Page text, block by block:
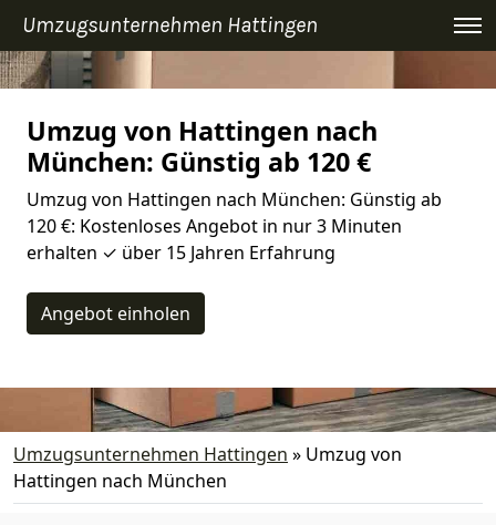
Umzugsunternehmen Hattingen
Umzug von Hattingen nach
München: Günstig ab 120 €
Umzug von Hattingen nach München: Günstig ab
120 €: Kostenloses Angebot in nur 3 Minuten
erhalten ✓ über 15 Jahren Erfahrung
Angebot einholen
Umzugsunternehmen Hattingen » Umzug von
Hattingen nach München